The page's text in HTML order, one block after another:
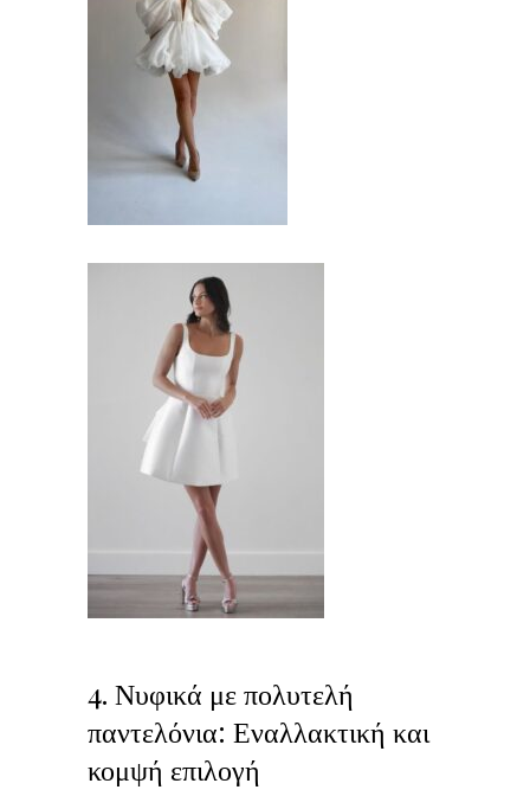
4. Νυφικά με πολυτελή
παντελόνια: Εναλλακτική και
κομψή επιλογή